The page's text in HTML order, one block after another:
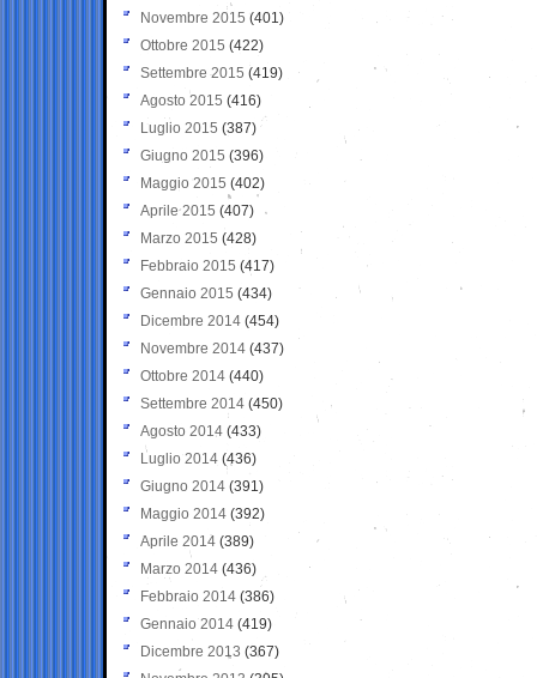
Novembre 2015 (401)
Ottobre 2015 (422)
Settembre 2015 (419)
Agosto 2015 (416)
Luglio 2015 (387)
Giugno 2015 (396)
Maggio 2015 (402)
Aprile 2015 (407)
Marzo 2015 (428)
Febbraio 2015 (417)
Gennaio 2015 (434)
Dicembre 2014 (454)
Novembre 2014 (437)
Ottobre 2014 (440)
Settembre 2014 (450)
Agosto 2014 (433)
Luglio 2014 (436)
Giugno 2014 (391)
Maggio 2014 (392)
Aprile 2014 (389)
Marzo 2014 (436)
Febbraio 2014 (386)
Gennaio 2014 (419)
Dicembre 2013 (367)